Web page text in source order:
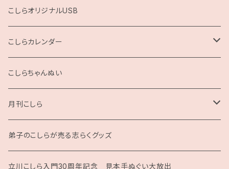
展示用A4サイズ
2L版
こしらオリジナルUSB
こしらカレンダー
2025
こしらちゃんぬい
月刊こしら
月刊こしら用ファイル
月刊こしらバックナンバーセット（紙版）
弟子のこしらが売る志らくグッズ
立川こしら入門30周年記念 見本手ぬぐい大放出